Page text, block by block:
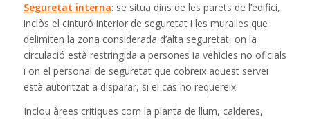
Seguretat interna: se situa dins de les parets de l’edifici,
inclòs el cinturó interior de seguretat i les muralles que
delimiten la zona considerada d’alta seguretat, on la
circulació està restringida a persones ia vehicles no oficials
i on el personal de seguretat que cobreix aquest servei
està autoritzat a disparar, si el cas ho requereix.
Inclou àrees critiques com la planta de llum, calderes,